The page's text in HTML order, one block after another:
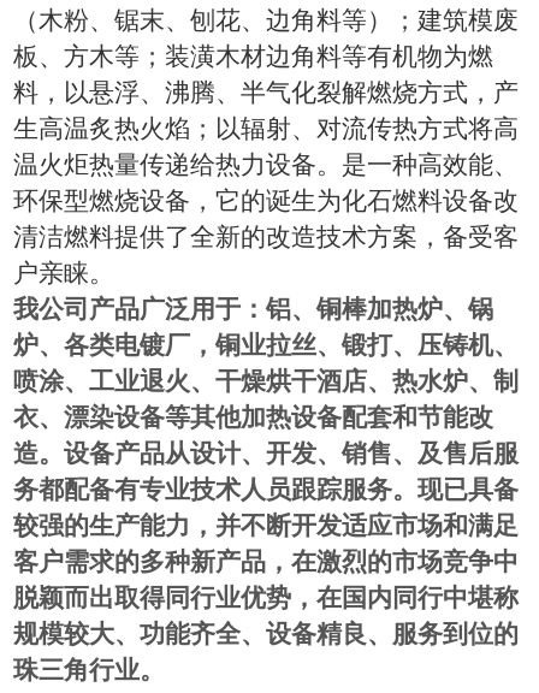
（木粉、锯末、刨花、边角料等）；建筑模废
板、方木等；装潢木材边角料等有机物为燃
料，以悬浮、沸腾、半气化裂解燃烧方式，产
生高温炙热火焰；以辐射、对流传热方式将高
温火炬热量传递给热力设备。是一种高效能、
环保型燃烧设备，它的诞生为化石燃料设备改
清洁燃料提供了全新的改造技术方案，备受客
户亲睐。
我公司产品广泛用于：铝、铜棒加热炉、锅
炉、各类电镀厂，铜业拉丝、锻打、压铸机、
喷涂、工业退火、干燥烘干酒店、热水炉、制
衣、漂染设备等其他加热设备配套和节能改
造。设备产品从设计、开发、销售、及售后服
务都配备有专业技术人员跟踪服务。现已具备
较强的生产能力，并不断开发适应市场和满足
客户需求的多种新产品，在激烈的市场竞争中
脱颖而出取得同行业优势，在国内同行中堪称
规模较大、功能齐全、设备精良、服务到位的
珠三角行业。